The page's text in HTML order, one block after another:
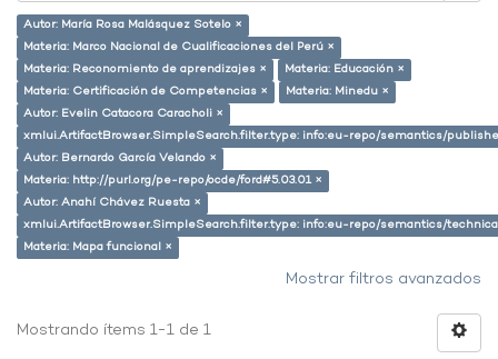
Autor: María Rosa Malásquez Sotelo ×
Materia: Marco Nacional de Cualificaciones del Perú ×
Materia: Reconomiento de aprendizajes ×
Materia: Educación ×
Materia: Certificación de Competencias ×
Materia: Minedu ×
Autor: Evelin Catacora Caracholi ×
xmlui.ArtifactBrowser.SimpleSearch.filter.type: info:eu-repo/semantics/
Autor: Bernardo García Velando ×
Materia: http://purl.org/pe-repo/ocde/ford#5.03.01 ×
Autor: Anahí Chávez Ruesta ×
xmlui.ArtifactBrowser.SimpleSearch.filter.type: info:eu-repo/semantics/
Materia: Mapa funcional ×
Mostrar filtros avanzados
Mostrando ítems 1-1 de 1